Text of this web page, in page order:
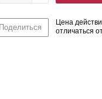
Поделиться
Цена
отличаться